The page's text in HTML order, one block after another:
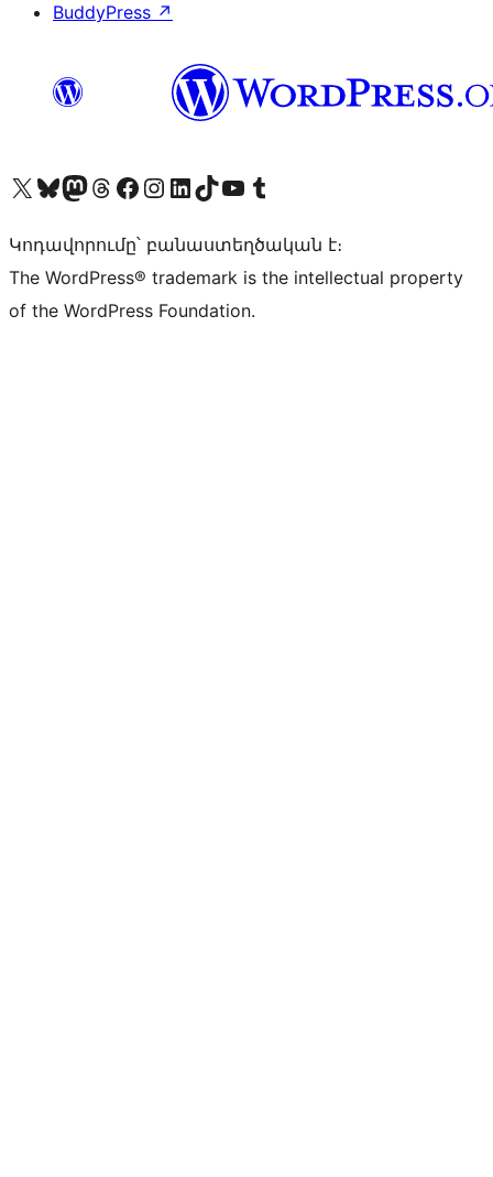
BuddyPress ↗
Visit our X (formerly Twitter) account
Visit our Bluesky account
Visit our Mastodon account
Visit our Threads account
Visit our Facebook page
Visit our Instagram account
Visit our LinkedIn account
Visit our TikTok account
Visit our YouTube channel
Visit our Tumblr account
Կոդավորումը՝ բանաստեղծական է։
The WordPress® trademark is the intellectual property
of the WordPress Foundation.